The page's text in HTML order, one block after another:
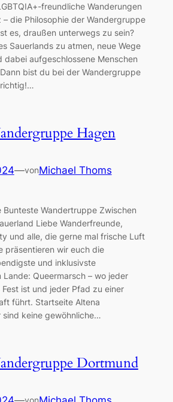
freundliche Wanderungen
– die Philosophie der Wandergruppe
es, draußen unterwegs zu sein?
Sauerlands zu atmen, neue Wege
dabei aufgeschlossene Menschen
bist du bei der Wandergruppe
richtig!…
Hagen
—vonMichael Thoms
Bunteste Wandertruppe Zwischen
Liebe Wanderfreunde,
und alle, die gerne mal frische Luft
präsentieren wir euch die
und inklusivste
Queermarsch – wo jeder
ist und jeder Pfad zu einer
führt. Startseite Altena
sind keine gewöhnliche…
Dortmund
von